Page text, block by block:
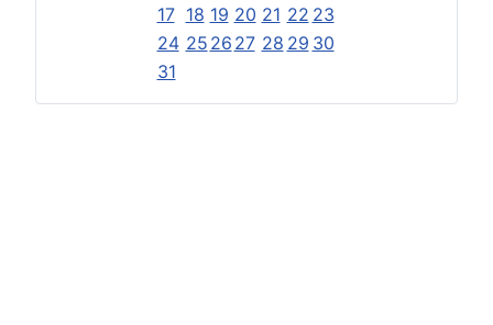
17 18 19 20 21 22 23
24 25 26 27 28 29 30
31